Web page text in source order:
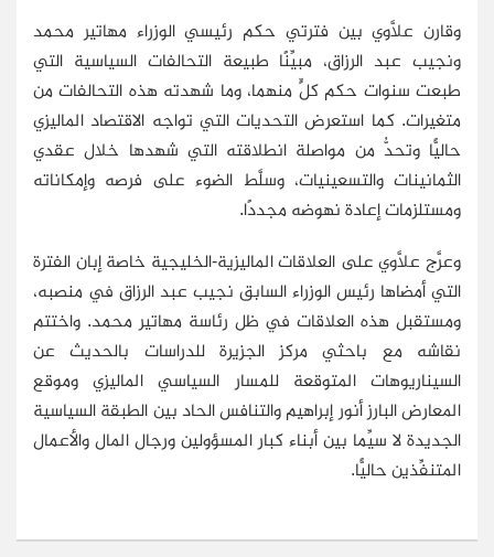
وقارن علاَّوي بين فترتي حكم رئيسي الوزراء مهاتير محمد
ونجيب عبد الرزاق، مبيِّنًا طبيعة التحالفات السياسية التي
طبعت سنوات حكم كلٍّ منهما، وما شهدته هذه التحالفات من
متغيرات. كما استعرض التحديات التي تواجه الاقتصاد الماليزي
حاليًّا وتحدُّ من مواصلة انطلاقته التي شهدها خلال عقدي
الثمانينات والتسعينيات، وسلَّط الضوء على فرصه وإمكاناته
ومستلزمات إعادة نهوضه مجددًا.
وعرَّج علاَّوي على العلاقات الماليزية-الخليجية خاصة إبان الفترة
التي أمضاها رئيس الوزراء السابق نجيب عبد الرزاق في منصبه،
ومستقبل هذه العلاقات في ظل رئاسة مهاتير محمد. واختتم
نقاشه مع باحثي مركز الجزيرة للدراسات بالحديث عن
السيناريوهات المتوقعة للمسار السياسي الماليزي وموقع
المعارض البارز أنور إبراهيم والتنافس الحاد بين الطبقة السياسية
الجديدة لا سيِّما بين أبناء كبار المسؤولين ورجال المال والأعمال
المتنفِّذين حاليًّا.